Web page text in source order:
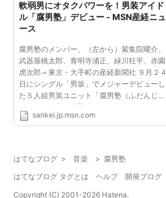
軟弱男にオタクパワーを！男装アイド
ル「腐男塾」デビュー - MSN産経ニュ
ース
腐男塾のメンバー、（左から）紫集院曜介、
武器屋桃太郎、青明寺浦正、緑川狂平、赤園
虎次郎＝東京・大手町の産経新聞社 ９月２４
日にシングル「男坂」でメジャーデビューし
た５人組男装ユニット「腐男塾（ふだんじゅ
く）」。東京・中野発のアイドルユニット
「中野腐女子シスターズ」のメンバーが、男
sankei.jp.msn.com
はてなブログ > 音楽 > 腐男塾
はてなブログ タグとは
ヘルプ 開発ブログ
Copyright (C) 2001-2026 Hatena.